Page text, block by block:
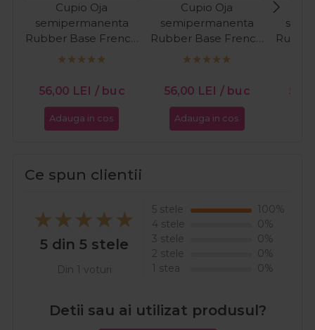
Cupio Oja
semipermanenta
Rubber Base French
Collection - Milky
56,00 LEI / buc
Adauga in cos
Cupio Oja
semipermanenta
Rubber Base French
Collection - Soft
56,00 LEI / buc
Adauga in cos
Ce spun clientii
5 din 5 stele
Din 1 voturi
5 stele
100%
4 stele
0%
3 stele
0%
2 stele
0%
1 stea
0%
Detii sau ai utilizat produsul?